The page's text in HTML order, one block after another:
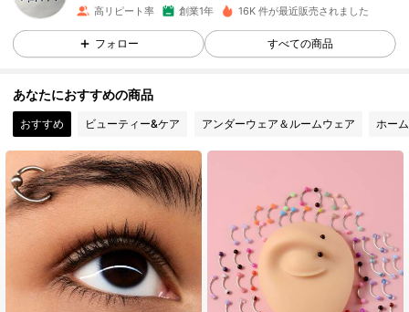
4.85 431 フォロワー
4.85 431 フォロワー
4.85 431 フォロワー
4.85 431 フォロワー
4.85 431 フォロワー
高リピート率 創業1年 16K 件が最近販売されました
フォロー すべての商品
あなたにおすすめの商品
おすすめ ビューティー&ケア アンダーウェア＆ルームウェア ホー